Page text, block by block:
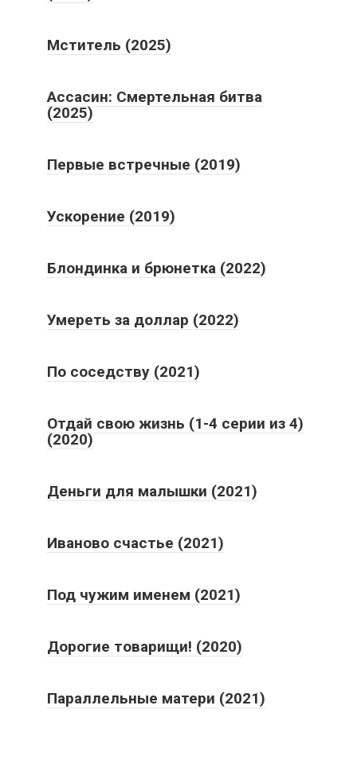
Мститель (2025)
Ассасин: Смертельная битва
(2025)
Первые встречные (2019)
Ускорение (2019)
Блондинка и брюнетка (2022)
Умереть за доллар (2022)
По соседству (2021)
Отдай свою жизнь (1-4 серии из 4)
(2020)
Деньги для малышки (2021)
Иваново счастье (2021)
Под чужим именем (2021)
Дорогие товарищи! (2020)
Параллельные матери (2021)